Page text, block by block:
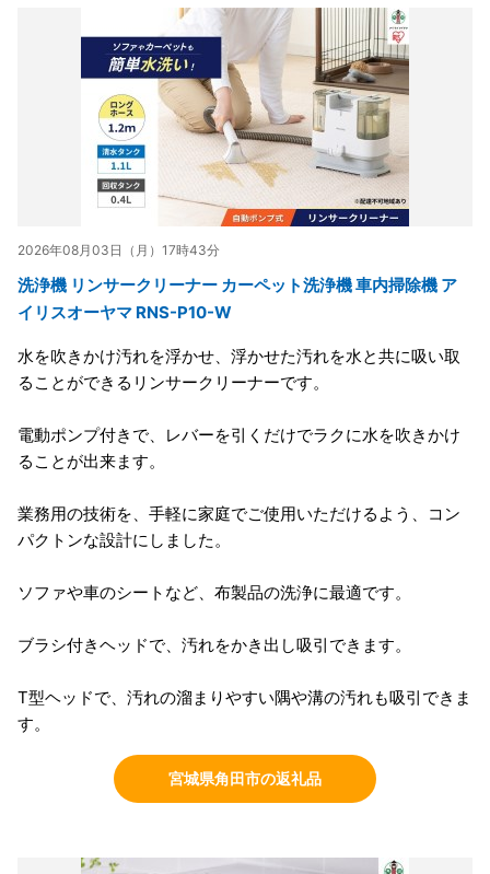
2026年08月03日（月）17時43分
洗浄機 リンサークリーナー カーペット洗浄機 車内掃除機 ア
イリスオーヤマ RNS-P10-W
水を吹きかけ汚れを浮かせ、浮かせた汚れを水と共に吸い取
ることができるリンサークリーナーです。
電動ポンプ付きで、レバーを引くだけでラクに水を吹きかけ
ることが出来ます。
業務用の技術を、手軽に家庭でご使用いただけるよう、コン
パクトンな設計にしました。
ソファや車のシートなど、布製品の洗浄に最適です。
ブラシ付きヘッドで、汚れをかき出し吸引できます。
T型ヘッドで、汚れの溜まりやすい隅や溝の汚れも吸引できま
す。
宮城県角田市の返礼品